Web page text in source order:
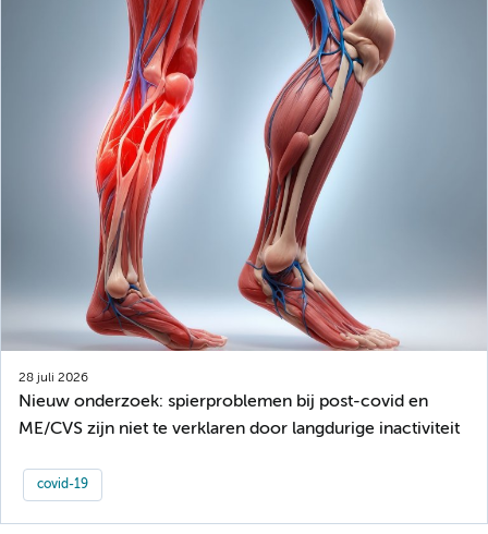
28 juli 2026
Nieuw onderzoek: spierproblemen bij post-covid en
ME/CVS zijn niet te verklaren door langdurige inactiviteit
covid-19